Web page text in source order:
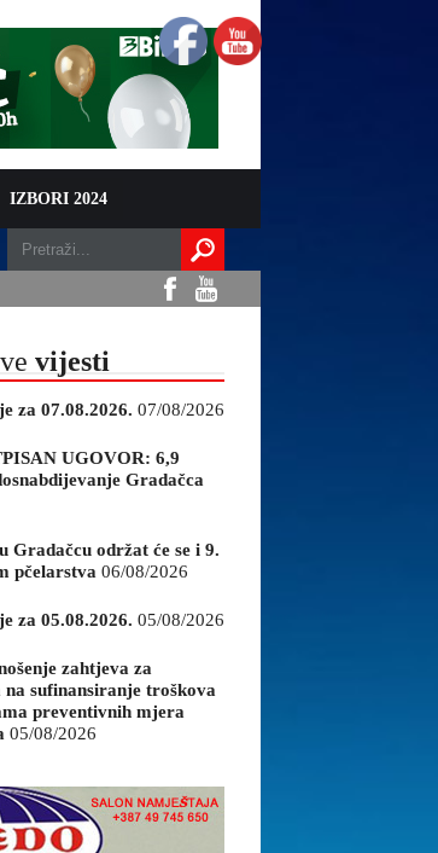
IZBORI 2024
vijesti
za 07.08.2026. 07/08/2026
UGOVOR: 6,9
Gradačca
Gradačcu održat će se i 9.
pčelarstva 06/08/2026
za 05.08.2026. 05/08/2026
zahtjeva za
sufinansiranje troškova
preventivnih mjera
05/08/2026